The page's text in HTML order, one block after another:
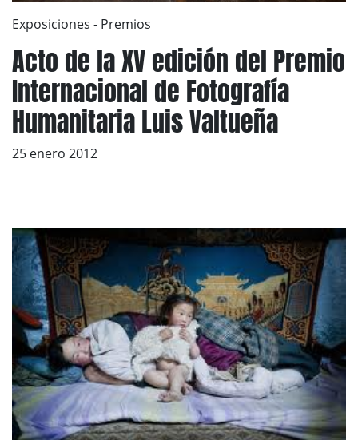
Exposiciones - Premios
Acto de la XV edición del Premio
Internacional de Fotografía
Humanitaria Luis Valtueña
25 enero 2012